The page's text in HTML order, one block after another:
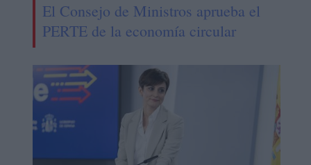
El Consejo de Ministros aprueba el
PERTE de la economía circular